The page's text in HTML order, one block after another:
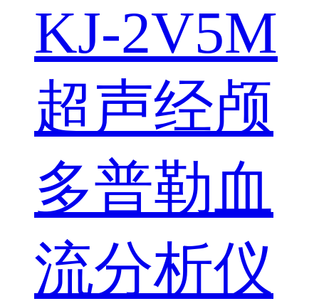
KJ-2V5M
超声经颅
多普勒血
流分析仪